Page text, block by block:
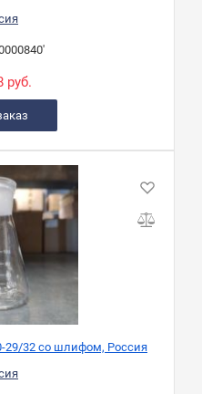
руб.
29/32 со шлифом, Россия